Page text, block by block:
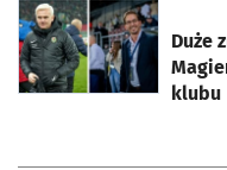
Duże
klubu
otworzy się w nowej